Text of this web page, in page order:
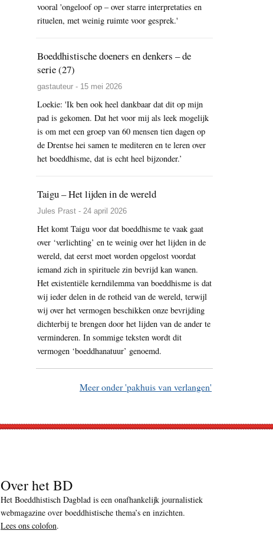
vooral 'ongeloof op – over starre interpretaties en
rituelen, met weinig ruimte voor gesprek.'
Boeddhistische doeners en denkers – de
serie (27)
gastauteur - 15 mei 2026
Loekie: 'Ik ben ook heel dankbaar dat dit op mijn
pad is gekomen. Dat het voor mij als leek mogelijk
is om met een groep van 60 mensen tien dagen op
de Drentse hei samen te mediteren en te leren over
het boeddhisme, dat is echt heel bijzonder.’
Taigu – Het lijden in de wereld
Jules Prast - 24 april 2026
Het komt Taigu voor dat boeddhisme te vaak gaat
over ‘verlichting’ en te weinig over het lijden in de
wereld, dat eerst moet worden opgelost voordat
iemand zich in spirituele zin bevrijd kan wanen.
Het existentiële kerndilemma van boeddhisme is dat
wij ieder delen in de rotheid van de wereld, terwijl
wij over het vermogen beschikken onze bevrijding
dichterbij te brengen door het lijden van de ander te
verminderen. In sommige teksten wordt dit
vermogen ‘boeddhanatuur’ genoemd.
Meer onder 'pakhuis van verlangen'
Over het BD
Het Boeddhistisch Dagblad is een onafhankelijk journalistiek
webmagazine over boeddhistische thema’s en inzichten.
Lees ons colofon.